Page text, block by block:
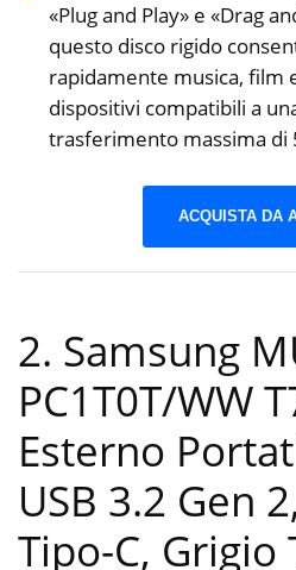
«Plug and Play» e «Drag
questo disco rigido
rapidamente musica, film
dispositivi compatibili a
trasferimento massima di
ACQUISTA DA
2. Samsung
PC1T0T/WW
Esterno
USB 3.2 Gen
Tipo-C, Grigio